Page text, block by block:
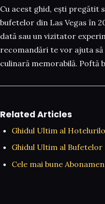
Cu acest ghid, ești pregătit
bufetelor din Las Vegas în
dată sau un vizitator
recomandări te vor ajuta
culinară memorabilă. Poftă
Related Articles
Ghidul Ultim al
Ghidul Ultim al Bufetelor
Cele mai bune